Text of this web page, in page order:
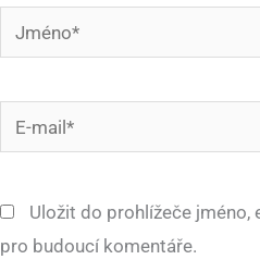
Jméno*
mail*
Uložit do prohlížeče jméno,
pro budoucí komentáře.